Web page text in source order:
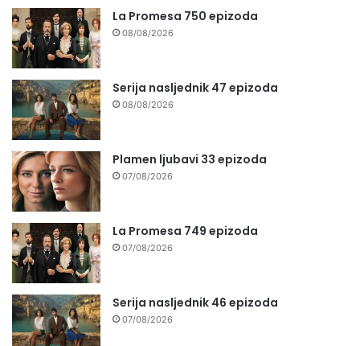
La Promesa 750 epizoda
08/08/2026
Serija nasljednik 47 epizoda
08/08/2026
Plamen ljubavi 33 epizoda
07/08/2026
La Promesa 749 epizoda
07/08/2026
Serija nasljednik 46 epizoda
07/08/2026